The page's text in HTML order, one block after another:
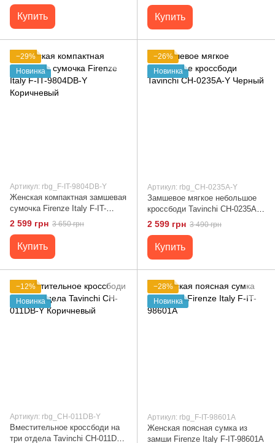
Купить Купить
−29%
Новинка
Артикул: rbg_F-IT-9804DB-Y
Женская компактная замшевая
сумочка Firenze Italy F-IT-
9804DB-Y Коричневый
2 599 грн 3 650 грн
Купить
−26%
Новинка
Артикул: rbg_CH-0235A-Y
Замшевое мягкое небольшое
кроссбоди Tavinchi CH-0235A-Y
Черный
2 599 грн 3 490 грн
Купить
−12%
Новинка
Артикул: rbg_CH-011DB-Y
Вместительное кроссбоди на
три отдела Tavinchi CH-011DB-
−28%
Новинка
Артикул: rbg_F-IT-98601A
Женская поясная сумка из
замши Firenze Italy F-IT-98601A